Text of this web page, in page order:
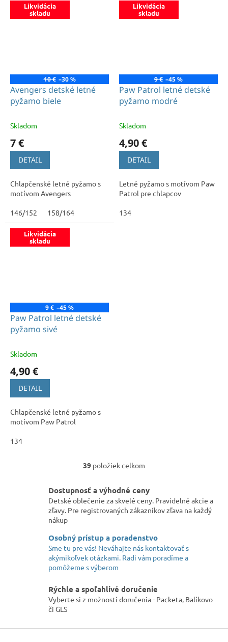
Likvidácia
skladu
10 € –30 %
Avengers detské letné
pyžamo biele
Skladom
7 €
DETAIL
Chlapčenské letné pyžamo s
motívom Avengers
146/152 158/164
Likvidácia
skladu
9 € –45 %
Paw Patrol letné detské
pyžamo modré
Skladom
4,90 €
DETAIL
Letné pyžamo s motívom Paw
Patrol pre chlapcov
134
Likvidácia
skladu
9 € –45 %
Paw Patrol letné detské
pyžamo sivé
Skladom
4,90 €
DETAIL
Chlapčenské letné pyžamo s
motívom Paw Patrol
134
O
l
á
d
a
i
e
p
r
k
y
v
39 položiek celkom
Dostupnosť a výhodné ceny
Detské oblečenie za skvelé ceny. Pravidelné akcie a
zľavy. Pre registrovaných zákazníkov zľava na každý
nákup
Osobný prístup a poradenstvo
Sme tu pre vás! Neváhajte nás kontaktovať s
akýmikoľvek otázkami. Radi vám poradíme a
pomôžeme s výberom
Rýchle a spoľahlivé doručenie
Vyberte si z možností doručenia - Packeta, Balíkovo
či GLS
Z